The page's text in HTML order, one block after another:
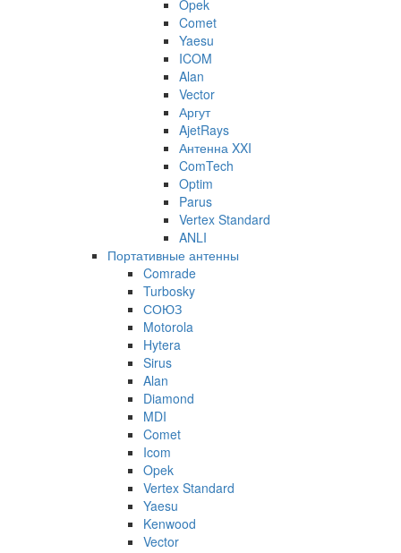
Opek
Comet
Yaesu
ICOM
Alan
Vector
Аргут
AjetRays
Антенна XXI
ComTech
Optim
Parus
Vertex Standard
ANLI
Портативные антенны
Comrade
Turbosky
СОЮЗ
Motorola
Hytera
Sirus
Alan
Diamond
MDI
Comet
Icom
Opek
Vertex Standard
Yaesu
Kenwood
Vector